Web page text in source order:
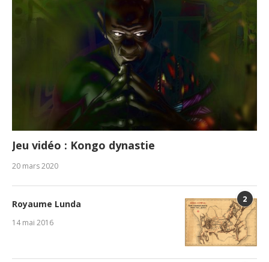
Jeu vidéo : Kongo dynastie
20 mars 2020
2
Royaume Lunda
14 mai 2016